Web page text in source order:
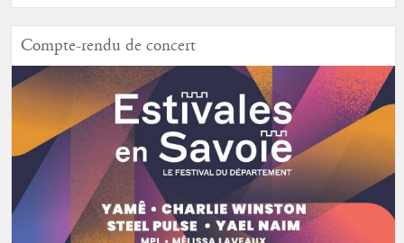
Compte-rendu de concert